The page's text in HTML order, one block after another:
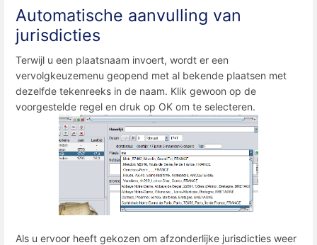
Automatische aanvulling van
jurisdicties
Terwijl u een plaatsnaam invoert, wordt er een
vervolgkeuzemenu geopend met al bekende plaatsen met
dezelfde tekenreeks in de naam. Klik gewoon op de
voorgestelde regel en druk op OK om te selecteren.
Als u ervoor heeft gekozen om afzonderlijke jurisdicties weer